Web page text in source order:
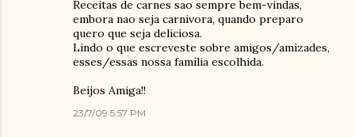
Receitas de carnes sao sempre bem-vindas,
embora nao seja carnivora, quando preparo
quero que seja deliciosa.
Lindo o que escreveste sobre amigos/amizades,
esses/essas nossa familia escolhida.
Beijos Amiga!!
23/7/09 5:57 PM